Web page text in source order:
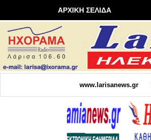
ΑΡΧΙΚΗ ΣΕΛΙΔΑ
www.larisanews.gr